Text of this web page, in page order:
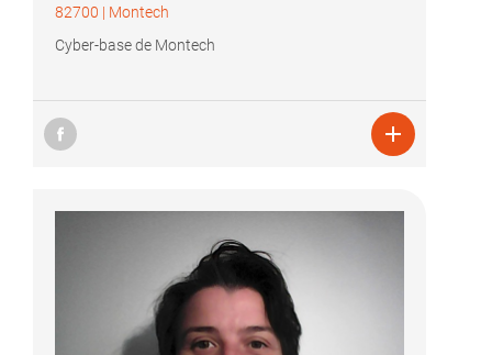
82700 | Montech
Cyber-base de Montech
